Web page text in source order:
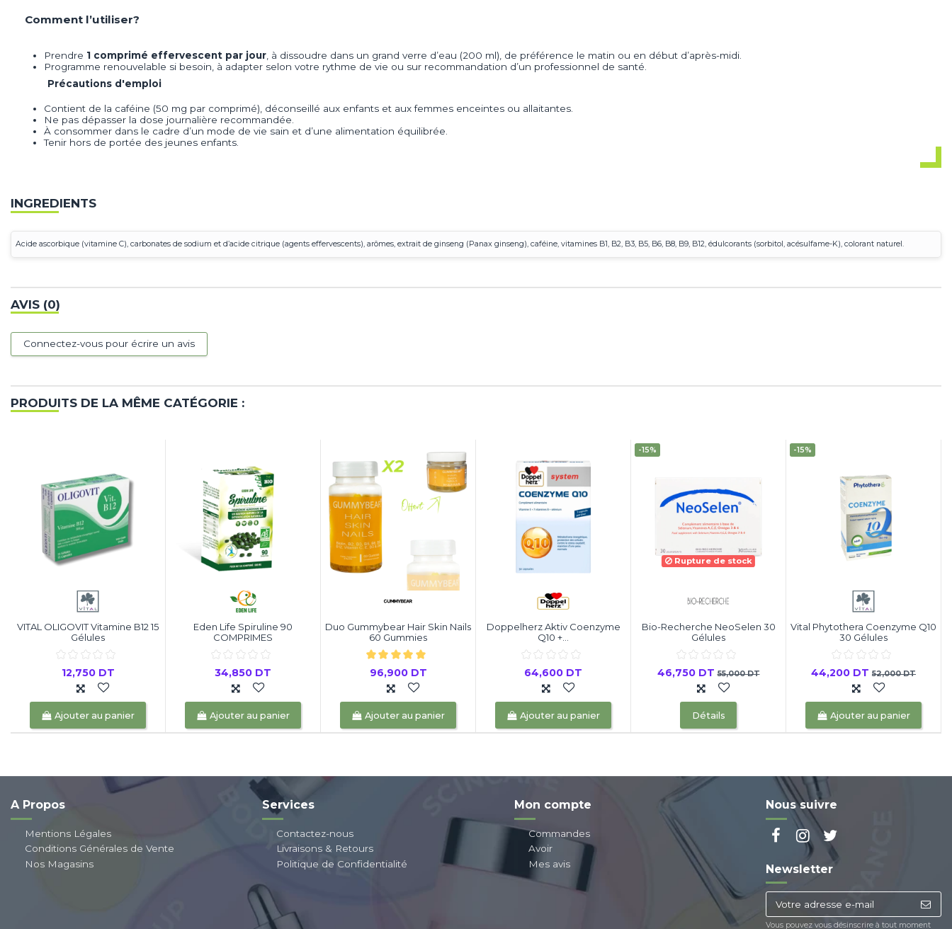
Comment l’utiliser?
Prendre 1 comprimé effervescent par jour , à dissoudre dans un grand verre d’eau (200 ml), de préférence le matin ou en début d’après-midi.
Programme renouvelable si besoin, à adapter selon votre rythme de vie ou sur recommandation d’un professionnel de santé.
Précautions d'emploi
Contient de la caféine (50 mg par comprimé), déconseillé aux enfants et aux femmes enceintes ou allaitantes.
Ne pas dépasser la dose journalière recommandée.
À consommer dans le cadre d’un mode de vie sain et d’une alimentation équilibrée.
Tenir hors de portée des jeunes enfants.
INGREDIENTS
Acide ascorbique (vitamine C), carbonates de sodium et d’acide citrique (agents effervescents), arômes, extrait de ginseng (Panax ginseng), caféine, vitamines B1, B2, B3, B5, B6, B8, B9, B12, édulcorants (sorbitol, acésulfame-K), colorant naturel.
AVIS (0)
Connectez-vous pour écrire un avis
PRODUITS DE LA MÊME CATÉGORIE :
VITAL OLIGOVIT Vitamine B12 15
Gélules
12,750 DT
Ajouter au panier
Eden Life Spiruline 90
COMPRIMES
34,850 DT
Ajouter au panier
Duo Gummybear Hair Skin Nails
60 Gummies
96,900 DT
Ajouter au panier
Doppelherz Aktiv Coenzyme
Q10 +...
64,600 DT
Ajouter au panier
-15%
Rupture de stock
Bio-Recherche NeoSelen 30
Gélules
46,750 DT55,000 DT
Détails
-15%
Vital Phytothera Coenzyme Q10
30 Gélules
44,200 DT 52,000 DT
Ajouter au panier
A Propos
Mentions Légales
Conditions Générales de Vente
Nos Magasins
Services
Contactez-nous
Livraisons & Retours
Politique de Confidentialité
Mon compte
Commandes
Avoir
Mes avis
Nous suivre
Newsletter
Vous pouvez vous désinscrire à tout moment